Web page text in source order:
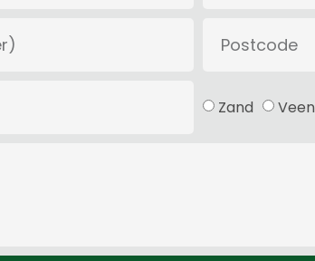
Zand Veen